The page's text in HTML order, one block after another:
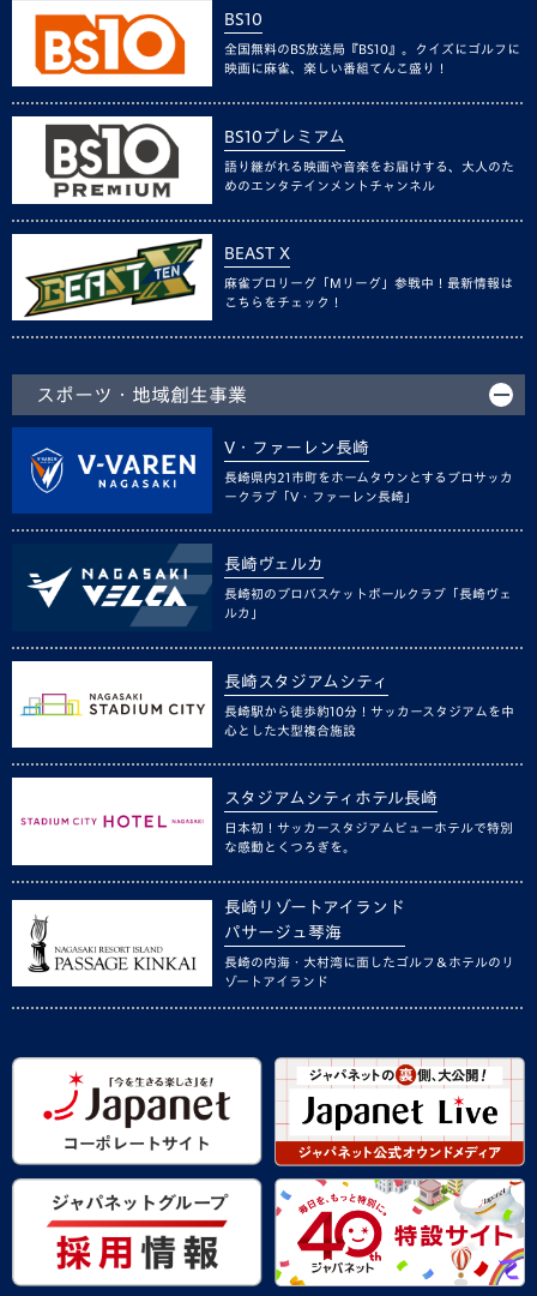
BS10
全国無料のBS放送局『BS10』。クイズにゴルフに
映画に麻雀、楽しい番組てんこ盛り！
BS10プレミアム
語り継がれる映画や音楽をお届けする、大人のた
めのエンタテインメントチャンネル
BEAST X
麻雀プロリーグ「Mリーグ」参戦中！最新情報は
こちらをチェック！
スポーツ・地域創生事業
V・ファーレン長崎
長崎県内21市町をホームタウンとするプロサッカ
ークラブ「V・ファーレン長崎」
長崎ヴェルカ
長崎初のプロバスケットボールクラブ「長崎ヴェ
ルカ」
長崎スタジアムシティ
長崎駅から徒歩約10分！サッカースタジアムを中
心とした大型複合施設
スタジアムシティホテル長崎
日本初！サッカースタジアムビューホテルで特別
な感動とくつろぎを。
長崎リゾートアイランド
パサージュ琴海
長崎の内海・大村湾に面したゴルフ＆ホテルのリ
ゾートアイランド